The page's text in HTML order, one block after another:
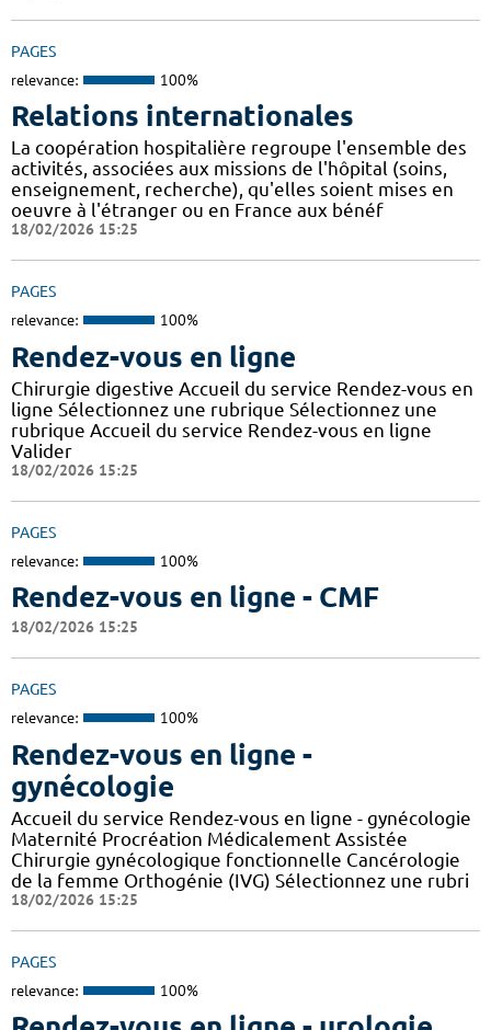
PAGES
relevance: 100%
Relations internationales
La coopération hospitalière regroupe l'ensemble des
activités, associées aux missions de l'hôpital (soins,
enseignement, recherche), qu'elles soient mises en
oeuvre à l'étranger ou en France aux bénéf
18/02/2026 15:25
PAGES
relevance: 100%
Rendez-vous en ligne
Chirurgie digestive Accueil du service Rendez-vous en
ligne Sélectionnez une rubrique Sélectionnez une
rubrique Accueil du service Rendez-vous en ligne
Valider
18/02/2026 15:25
PAGES
relevance: 100%
Rendez-vous en ligne - CMF
18/02/2026 15:25
PAGES
relevance: 100%
Rendez-vous en ligne -
gynécologie
Accueil du service Rendez-vous en ligne - gynécologie
Maternité Procréation Médicalement Assistée
Chirurgie gynécologique fonctionnelle Cancérologie
de la femme Orthogénie (IVG) Sélectionnez une rubri
18/02/2026 15:25
PAGES
relevance: 100%